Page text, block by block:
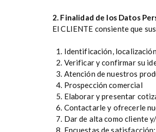
2. Finalidad de los Datos
El CLIENTE consiente que
Identificación,
Verificar y confirmar su
Atención de nuestros
Prospección comercial
Elaborar y presentar
Contactarle y ofrecerle
Dar de alta como cliente
Encuestas de satisfacción;